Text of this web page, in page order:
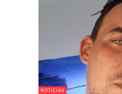
NOTICIAS